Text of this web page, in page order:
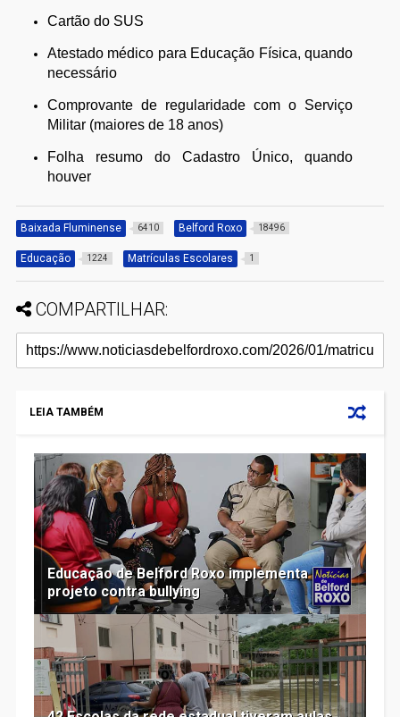
Cartão do SUS
Atestado médico para Educação Física, quando
necessário
Comprovante de regularidade com o Serviço
Militar (maiores de 18 anos)
Folha resumo do Cadastro Único, quando
houver
Baixada Fluminense 6410 Belford Roxo 18496
Educação 1224 Matrículas Escolares 1
COMPARTILHAR:
LEIA TAMBÉM
Educação de Belford Roxo implementa
projeto contra bullying